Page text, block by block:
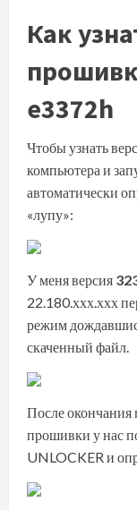
Как
e3372h
Чтобы узнать
компьютера и
автоматически
«лупу»:
У меня версия
22.180.ххх.ххх
режим
скаченный файл.
После окончания
прошивки у нас
UNLOCKER и